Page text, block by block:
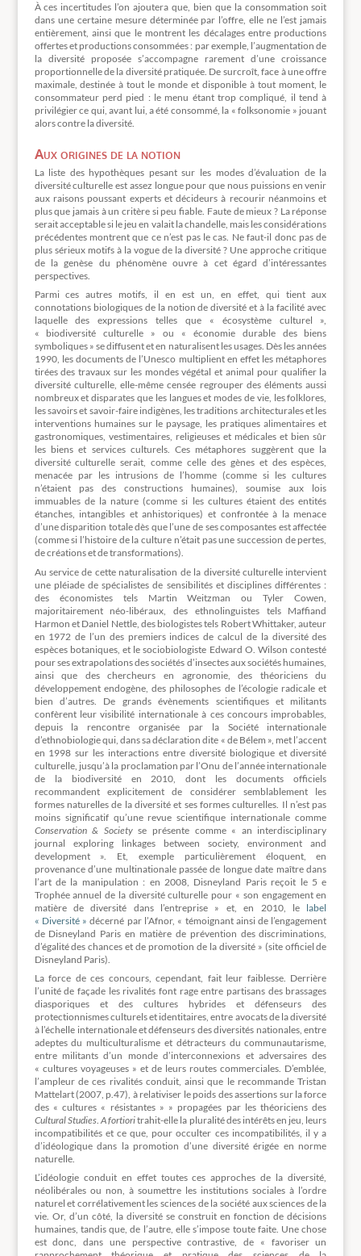
À ces incertitudes l’on ajoutera que, bien que la consommation soit
dans une certaine mesure déterminée par l’offre, elle ne l’est jamais
entièrement, ainsi que le montrent les décalages entre productions
offertes et productions consommées : par exemple, l’augmentation de
la diversité proposée s’accompagne rarement d’une croissance
proportionnelle de la diversité pratiquée. De surcroît, face à une offre
maximale, destinée à tout le monde et disponible à tout moment, le
consommateur perd pied : le menu étant trop compliqué, il tend à
privilégier ce qui, avant lui, a été consommé, la « folksonomie » jouant
alors contre la diversité.
Aux origines de la notion
La liste des hypothèques pesant sur les modes d’évaluation de la
diversité culturelle est assez longue pour que nous puissions en venir
aux raisons poussant experts et décideurs à recourir néanmoins et
plus que jamais à un critère si peu fiable. Faute de mieux ? La réponse
serait acceptable si le jeu en valait la chandelle, mais les considérations
précédentes montrent que ce n’est pas le cas. Ne faut-il donc pas de
plus sérieux motifs à la vogue de la diversité ? Une approche critique
de la genèse du phénomène ouvre à cet égard d’intéressantes
perspectives.
Parmi ces autres motifs, il en est un, en effet, qui tient aux
connotations biologiques de la notion de diversité et à la facilité avec
laquelle des expressions telles que « écosystème culturel »,
« biodiversité culturelle » ou « économie durable des biens
symboliques » se diffusent et en naturalisent les usages. Dès les années
1990, les documents de l’Unesco multiplient en effet les métaphores
tirées des travaux sur les mondes végétal et animal pour qualifier la
diversité culturelle, elle-même censée regrouper des éléments aussi
nombreux et disparates que les langues et modes de vie, les folklores,
les savoirs et savoir-faire indigènes, les traditions architecturales et les
interventions humaines sur le paysage, les pratiques alimentaires et
gastronomiques, vestimentaires, religieuses et médicales et bien sûr
les biens et services culturels. Ces métaphores suggèrent que la
diversité culturelle serait, comme celle des gènes et des espèces,
menacée par les intrusions de l’homme (comme si les cultures
n’étaient pas des constructions humaines), soumise aux lois
immuables de la nature (comme si les cultures étaient des entités
étanches, intangibles et anhistoriques) et confrontée à la menace
d’une disparition totale dès que l’une de ses composantes est affectée
(comme si l’histoire de la culture n’était pas une succession de pertes,
de créations et de transformations).
Au service de cette naturalisation de la diversité culturelle intervient
une pléiade de spécialistes de sensibilités et disciplines différentes :
des économistes tels Martin Weitzman ou Tyler Cowen,
majoritairement néo-libéraux, des ethnolinguistes tels Maffiand
Harmon et Daniel Nettle, des biologistes tels Robert Whittaker, auteur
en 1972 de l’un des premiers indices de calcul de la diversité des
espèces botaniques, et le sociobiologiste Edward O. Wilson contesté
pour ses extrapolations des sociétés d’insectes aux sociétés humaines,
ainsi que des chercheurs en agronomie, des théoriciens du
développement endogène, des philosophes de l’écologie radicale et
bien d’autres. De grands évènements scientifiques et militants
confèrent leur visibilité internationale à ces concours improbables,
depuis la rencontre organisée par la Société internationale
d’ethnobiologie qui, dans sa déclaration dite « de Bélem », met l’accent
en 1998 sur les interactions entre diversité biologique et diversité
culturelle, jusqu’à la proclamation par l’Onu de l’année internationale
de la biodiversité en 2010, dont les documents officiels
recommandent explicitement de considérer semblablement les
formes naturelles de la diversité et ses formes culturelles. Il n’est pas
moins significatif qu’une revue scientifique internationale comme
Conservation & Societyse présente comme « an interdisciplinary
journal exploring linkages between society, environment and
development ». Et, exemple particulièrement éloquent, en
provenance d’une multinationale passée de longue date maître dans
l’art de la manipulation : en 2008, Disneyland Paris reçoit le 5 e
Trophée annuel de la diversité culturelle pour « son engagement en
matière de diversité dans l’entreprise » et, en 2010, le label
« Diversité » décerné par l’Afnor, « témoignant ainsi de l’engagement
de Disneyland Paris en matière de prévention des discriminations,
d’égalité des chances et de promotion de la diversité » (site officiel de
Disneyland Paris).
La force de ces concours, cependant, fait leur faiblesse. Derrière
l’unité de façade les rivalités font rage entre partisans des brassages
diasporiques et des cultures hybrides et défenseurs des
protectionnismes culturels et identitaires, entre avocats de la diversité
à l’échelle internationale et défenseurs des diversités nationales, entre
adeptes du multiculturalisme et détracteurs du communautarisme,
entre militants d’un monde d’interconnexions et adversaires des
« cultures voyageuses » et de leurs routes commerciales. D’emblée,
l’ampleur de ces rivalités conduit, ainsi que le recommande Tristan
Mattelart (2007, p.47), à relativiser le poids des assertions sur la force
des « cultures « résistantes » » propagées par les théoriciens des
Cultural Studies. A fortioritrahit-elle la pluralité des intérêts en jeu, leurs
incompatibilités et ce que, pour occulter ces incompatibilités, il y a
d’idéologique dans la promotion d’une diversité érigée en norme
naturelle.
L’idéologie conduit en effet toutes ces approches de la diversité,
néolibérales ou non, à soumettre les institutions sociales à l’ordre
naturel et corrélativement les sciences de la société aux sciences de la
vie. Or, d’un côté, la diversité se construit en fonction de décisions
humaines, tandis que, de l’autre, elle s’impose toute faite. Une chose
est donc, dans une perspective contrastive, de « favoriser un